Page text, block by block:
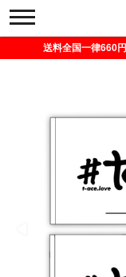
toggle
navigation
送料全国一律660円